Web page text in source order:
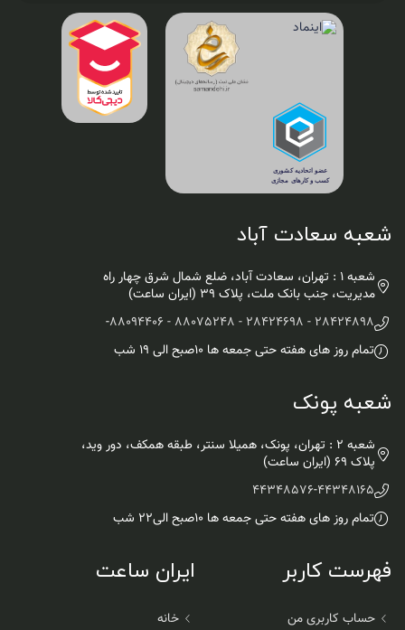
شعبه سعادت آباد
شعبه 1 : تهران، سعادت آباد، ضلع شمال شرق چهار راه
مدیریت، جنب بانک ملت، پلاک ۳۹ (ایران ساعت)
28424898 - 28424698 - 88075248 - 88094406
-
تمام روز های هفته حتی جمعه ها ۱۰صبح الی ۱۹ شب
شعبه پونک
شعبه 2 : تهران، پونک، همیلا سنتر، طبقه همکف، دور وید،
پلاک 69 (ایران ساعت)
44348165
-
44348576
تمام روز های هفته حتی جمعه ها ۱۰صبح الی۲۲ شب
فهرست کاربر
حساب کاربری من
ایران ساعت
خانه